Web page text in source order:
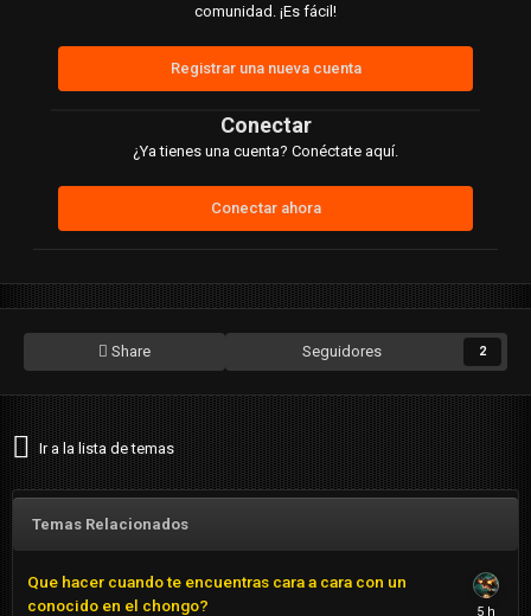
comunidad. ¡Es fácil!
Registrar una nueva cuenta
Conectar
¿Ya tienes una cuenta? Conéctate aquí.
Conectar ahora
Share Seguidores 2
Ir a la lista de temas
Temas Relacionados
Que hacer cuando te encuentras cara a cara con un
conocido en el chongo?